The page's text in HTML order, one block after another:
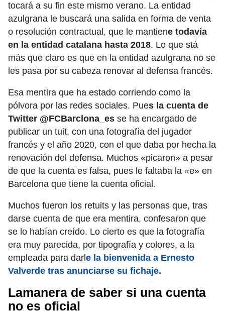
tocará a su fin este mismo verano. La entidad
azulgrana le buscará una salida en forma de venta
o resolución contractual, que le mantiene todavía
en la entidad catalana hasta 2018. Lo que stá
más que claro es que en la entidad azulgrana no se
les pasa por su cabeza renovar al defensa francés.
Esa mentira que ha estado corriendo como la
pólvora por las redes sociales. Pues la cuenta de
Twitter @FCBarclona_es se ha encargado de
publicar un tuit, con una fotografía del jugador
francés y el año 2020, con el que daba por hecha la
renovación del defensa. Muchos «picaron» a pesar
de que la cuenta es falsa, pues le faltaba la «e» en
Barcelona que tiene la cuenta oficial.
Muchos fueron los retuits y las personas que, tras
darse cuenta de que era mentira, confesaron que
se lo habían creído. Lo cierto es que la fotografía
era muy parecida, por tipografía y colores, a la
empleada para darl e la bienvenida a Ernesto
Valverde tras anunciarse su fichaje.
Lamanera de saber si una cuenta
no es oficial